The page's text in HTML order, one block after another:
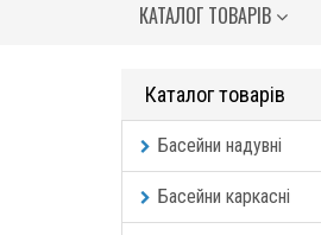
КАТАЛОГ ТОВАРІВ
Каталог товарів
Басейни надувні
Басейни каркасні